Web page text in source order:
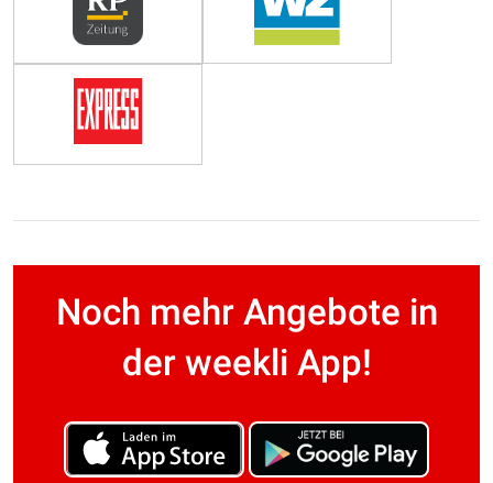
Noch mehr Angebote in
der weekli App!